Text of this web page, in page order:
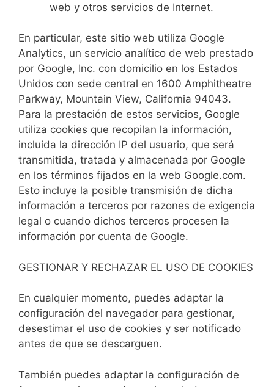
web y otros servicios de Internet.
En particular, este sitio web utiliza Google
Analytics, un servicio analítico de web prestado
por Google, Inc. con domicilio en los Estados
Unidos con sede central en 1600 Amphitheatre
Parkway, Mountain View, California 94043.
Para la prestación de estos servicios, Google
utiliza cookies que recopilan la información,
incluida la dirección IP del usuario, que será
transmitida, tratada y almacenada por Google
en los términos fijados en la web Google.com.
Esto incluye la posible transmisión de dicha
información a terceros por razones de exigencia
legal o cuando dichos terceros procesen la
información por cuenta de Google.
GESTIONAR Y RECHAZAR EL USO DE COOKIES
En cualquier momento, puedes adaptar la
configuración del navegador para gestionar,
desestimar el uso de cookies y ser notificado
antes de que se descarguen.
También puedes adaptar la configuración de